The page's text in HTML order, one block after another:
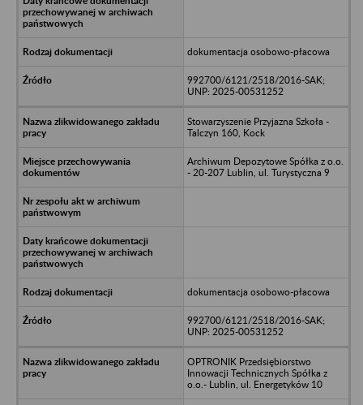
dokumentacja osobowo-płacowa
992700/6121/2518/2016-SAK;
UNP: 2025-00531252
Stowarzyszenie Przyjazna Szkoła -
Talczyn 160, Kock
Archiwum Depozytowe Spółka z o.o.
- 20-207 Lublin, ul. Turystyczna 9
dokumentacja osobowo-płacowa
992700/6121/2518/2016-SAK;
UNP: 2025-00531252
OPTRONIK Przedsiębiorstwo
Innowacji Technicznych Spółka z
o.o.- Lublin, ul. Energetyków 10